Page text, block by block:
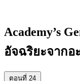
Academy’s
อัจฉริยะจากอ
ตอนที่ 24